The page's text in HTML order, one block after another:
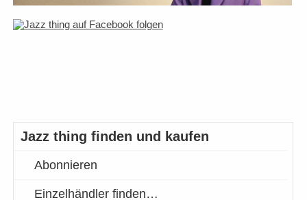
Jazz thing finden und kaufen
Abonnieren
Einzelhändler finden…